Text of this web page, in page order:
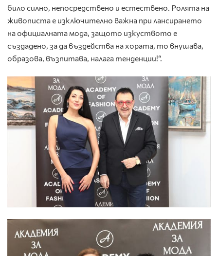
било силно, непосредствено и естествено. Ролята на
живописта е изключително важна при лансирането
на официалната мода, защото изкуството е
създадено, за да въздейства на хората, то внушава,
образова, възпитава, налага тенденции!“.